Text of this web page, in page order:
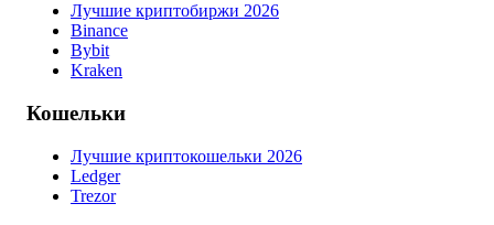
Лучшие криптобиржи 2026
Binance
Bybit
Kraken
Кошельки
Лучшие криптокошельки 2026
Ledger
Trezor